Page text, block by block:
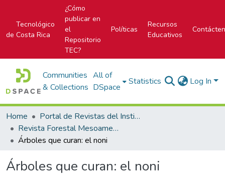
Tecnológico
de Costa Rica
¿Cómo
publicar en
el
Repositorio
TEC?
Políticas
Recursos
Educativos
Communities
& Collections
All of
DSpace
Statistics Log In
Home
Portal de Revistas del Instituto Tecnológico de Costa Rica
Revista Forestal Mesoamericana Kurú
Árboles que curan: el noni
Árboles que curan: el noni